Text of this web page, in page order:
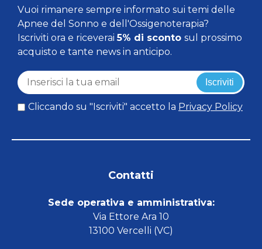
Vuoi rimanere sempre informato sui temi delle
Apnee del Sonno e dell'Ossigenoterapia?
Iscriviti ora e riceverai5% di sconto sul prossimo
acquisto e tante news in anticipo.
Iscriviti
Cliccando su "Iscriviti" accetto la Privacy Policy
Contatti
Sede operativa e amministrativa:
Via Ettore Ara 10
13100 Vercelli (VC)